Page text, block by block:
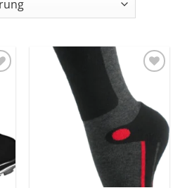
Favoriten
hinzufügen